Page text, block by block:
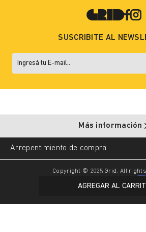
AGREGAR AL
SUSCRIBITE AL
Más información
Arrepentimiento de compra
Copyright © 2025 Grid. All